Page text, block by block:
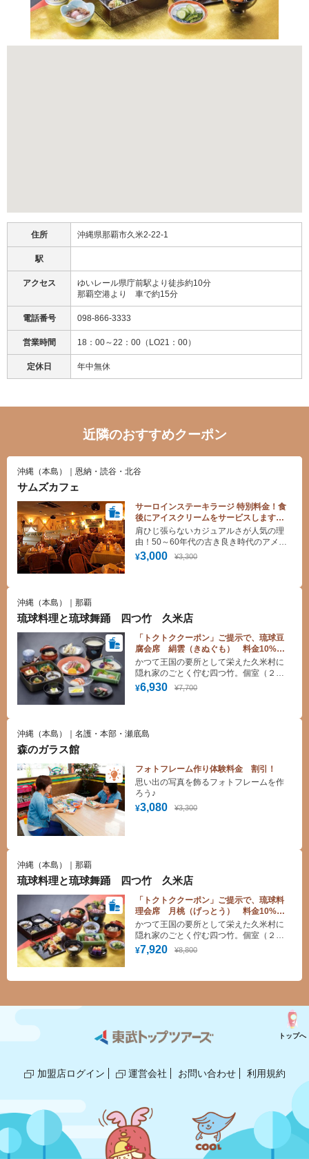
住所 沖縄県那覇市久米2-22-1
駅
アクセス
ゆいレール県庁前駅より徒歩約10分
那覇空港より 車で約15分
電話番号 098-866-3333
営業時間 18：00～22：00（LO21：00）
定休日 年中無休
近隣のおすすめクーポン
沖縄（本島）｜恩納・読谷・北谷
サムズカフェ
サーロインステーキラージ 特別料金！食
後にアイスクリームをサービスします
♪（トクトククーポン、オリジナルメニュ
ー）
¥3,000 ¥3,300
肩ひじ張らないカジュアルさが人気の理
由！50～60年代の古き良き時代のアメリ
カを再現したアメリカンカフェスタイル
のレストラン。オールディーズをBGM
沖縄（本島）｜那覇
琉球料理と琉球舞踊 四つ竹 久米店
「トクトククーポン」ご提示で、琉球豆
腐会席 絹雲（きぬぐも） 料金10%割
引！
¥6,930 ¥7,700
かつて王国の要所として栄えた久米村に
隠れ家のごとく佇む四つ竹。個室（２
階）とシアター（１階）からなる店内
で 高貴な味をまっすぐに継承した 宮
には琉球舞踊をご堪能頂けます。
沖縄（本島）｜名護・本部・瀬底島
森のガラス館
フォトフレーム作り体験料金 割引！
¥3,080 ¥3,300
思い出の写真を飾るフォトフレームを作
ろう♪
沖縄（本島）｜那覇
琉球料理と琉球舞踊 四つ竹 久米店
「トクトククーポン」ご提示で、琉球料
理会席 月桃（げっとう） 料金10%割
引！
¥7,920 ¥8,800
かつて王国の要所として栄えた久米村に
隠れ家のごとく佇む四つ竹。個室（２
階）とシアター（１階）からなる店内
で 高貴な味をまっすぐに継承した 宮
た琉球料理などを味わいながら 夕食時
加盟店ログイン 運営会社 お問い合わせ 利用規約
トップへ